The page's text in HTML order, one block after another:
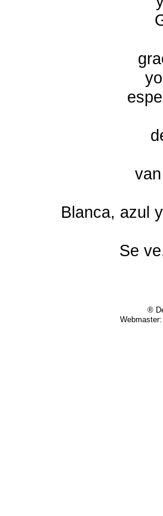
Blanca, azul
Se
®